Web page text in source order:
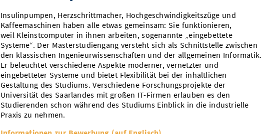
Insulinpumpen, Herzschrittmacher, Hochgeschwindigkeitszüge und
Kaffeemaschinen haben alle etwas gemeinsam: Sie funktionieren,
weil Kleinstcomputer in ihnen arbeiten, sogenannte „eingebettete
Systeme“. Der Masterstudiengang versteht sich als Schnittstelle zwischen
den klassischen Ingenieurwissenschaften und der allgemeinen Informatik.
Er beleuchtet verschiedene Aspekte moderner, vernetzter und
eingebetteter Systeme und bietet Flexibilität bei der inhaltlichen
Gestaltung des Studiums. Verschiedene Forschungsprojekte der
Universität des Saarlandes mit großen IT-Firmen erlauben es den
Studierenden schon während des Studiums Einblick in die industrielle
Praxis zu nehmen.